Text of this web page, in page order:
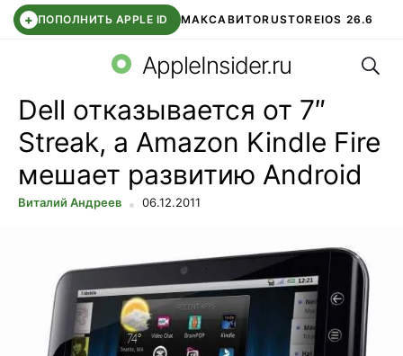
+ ПОПОЛНИТЬ APPLE ID МАКСАВИТОRUSTOREIOS 26.6
СБЕР КИДС ВТБ ОНЛАЙН ЧАТ В ROBLOX
AppleInsider.ru
Dell отказывается от 7″
Streak, а Amazon Kindle Fire
мешает развитию Android
Виталий Андреев 06.12.2011